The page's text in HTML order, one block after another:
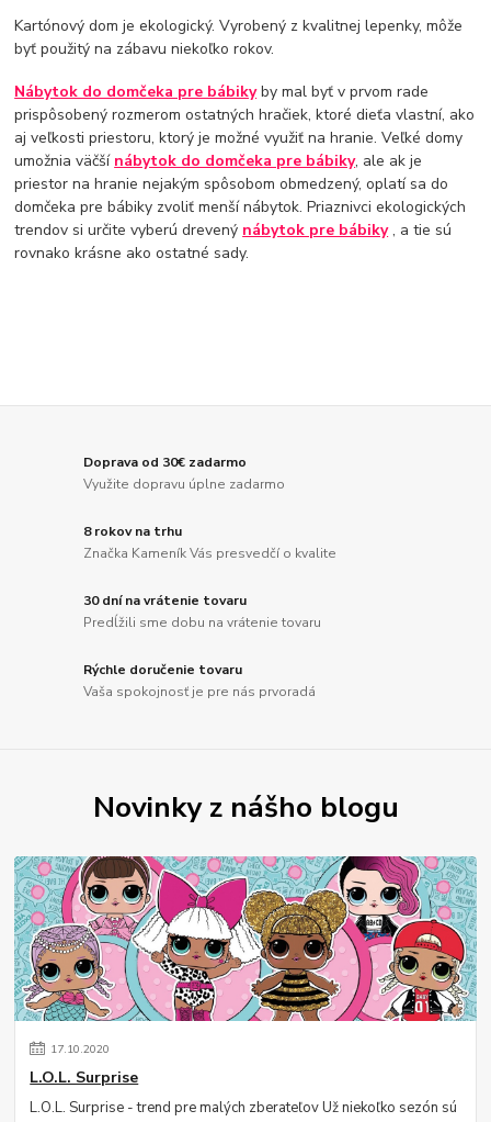
Kartónový dom je ekologický. Vyrobený z kvalitnej lepenky, môže
byť použitý na zábavu niekoľko rokov.
Nábytok do domčeka pre bábikyby mal byť v prvom rade
prispôsobený rozmerom ostatných hračiek, ktoré dieťa vlastní, ako
aj veľkosti priestoru, ktorý je možné využiť na hranie. Veľké domy
umožnia väčší nábytok do domčeka pre bábiky, ale ak je
priestor na hranie nejakým spôsobom obmedzený, oplatí sa do
domčeka pre bábiky zvoliť menší nábytok. Priaznivci ekologických
trendov si určite vyberú drevený nábytok pre bábiky, a tie sú
rovnako krásne ako ostatné sady.
Doprava od 30€ zadarmo
Využite dopravu úplne zadarmo
8 rokov na trhu
Značka Kameník Vás presvedčí o kvalite
30 dní na vrátenie tovaru
Predĺžili sme dobu na vrátenie tovaru
Rýchle doručenie tovaru
Vaša spokojnosť je pre nás prvoradá
Novinky z nášho blogu
17.10.2020
L.O.L. Surprise
L.O.L. Surprise - trend pre malých zberateľov Už niekoľko sezón sú